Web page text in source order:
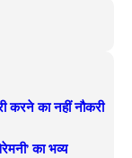
करने का नहीं नौकरी
का भव्य